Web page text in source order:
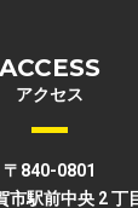
ACCESS
アクセス
〒840-0801
市駅前中央 2 丁